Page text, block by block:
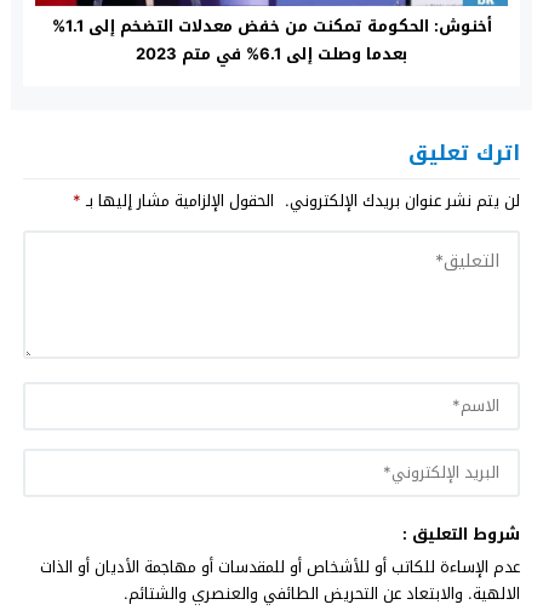
أخنوش: الحكومة تمكنت من خفض معدلات التضخم إلى 1.1%
بعدما وصلت إلى 6.1% في متم 2023
اترك تعليق
لن يتم نشر عنوان بريدك الإلكتروني. الحقول الإلزامية مشار إليها بـ*
شروط التعليق :
عدم الإساءة للكاتب أو للأشخاص أو للمقدسات أو مهاجمة الأديان أو الذات
الالهية. والابتعاد عن التحريض الطائفي والعنصري والشتائم.